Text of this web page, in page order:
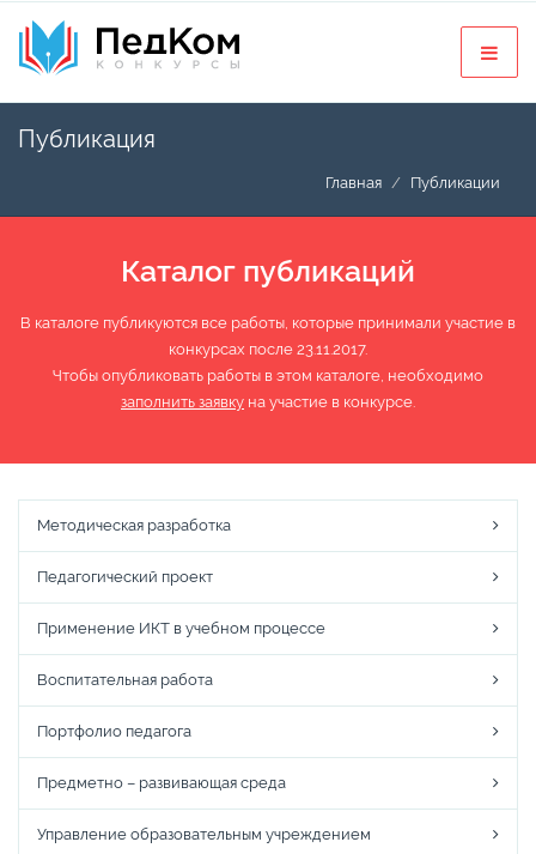
Публикация
Главная Публикации
Каталог публикаций
В каталоге публикуются все работы, которые принимали участие в
конкурсах после 23.11.2017.
Чтобы опубликовать работы в этом каталоге, необходимо
заполнить заявку на участие в конкурсе.
Методическая разработка
Педагогический проект
Применение ИКТ в учебном процессе
Воспитательная работа
Портфолио педагога
Предметно – развивающая среда
Управление образовательным учреждением